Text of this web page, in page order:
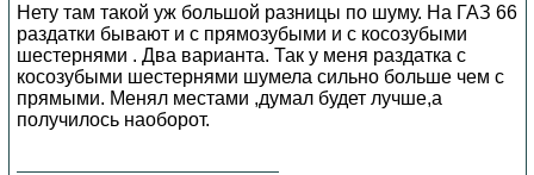
Нету там такой уж большой разницы по шуму. На ГАЗ 66
раздатки бывают и с прямозубыми и с косозубыми
шестернями . Два варианта. Так у меня раздатка с
косозубыми шестернями шумела сильно больше чем с
прямыми. Менял местами ,думал будет лучше,а
получилось наоборот.